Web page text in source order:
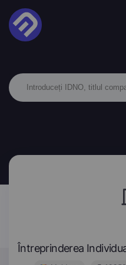
Întreprinderea